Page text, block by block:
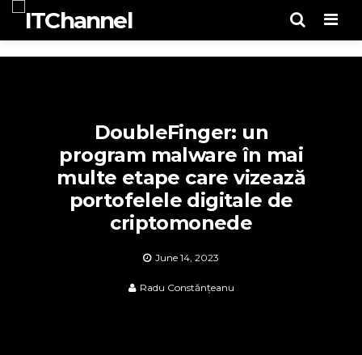
DoubleFinger: un
program malware în mai
multe etape care vizează
portofelele digitale de
criptomonede
June 14, 2023
Radu Constănțeanu